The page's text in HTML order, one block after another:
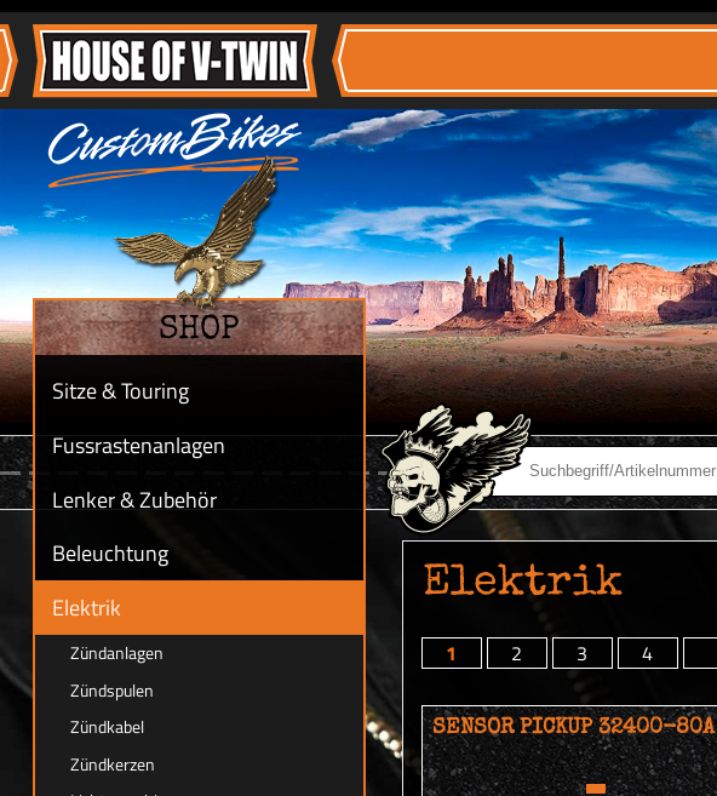
SHOP
Sitze & Touring
Fussrastenanlagen
Lenker & Zubehör
Beleuchtung
Elektrik
Zündanlagen
Zündspulen
Zündkabel
Zündkerzen
Elektrik
1 2 3 4
SENSOR PICKUP 32400-80A